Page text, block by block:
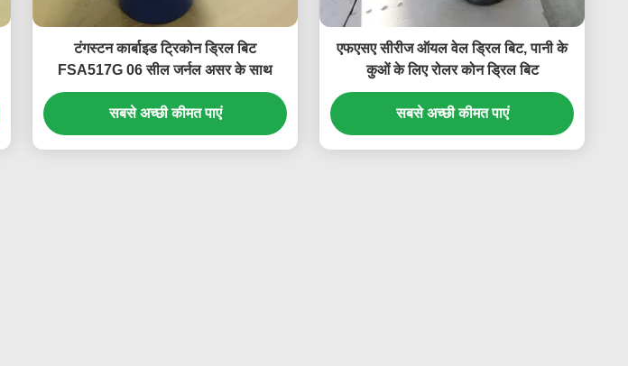
टंगस्टन कार्बाइड ट्रिकोन ड्रिल बिट
FSA517G 06 सील जर्नल असर के साथ
सबसे अच्छी कीमत पाएं
एफएसए सीरीज ऑयल वेल ड्रिल बिट, पानी के
कुओं के लिए रोलर कोन ड्रिल बिट
सबसे अच्छी कीमत पाएं